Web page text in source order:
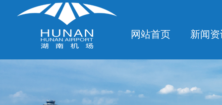
网站首页 新闻